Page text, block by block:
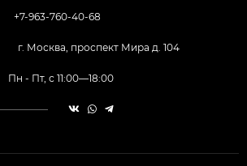
как одноразовые ланцеты
+7-963-760-40-68
г. Москва, проспект Мира д. 104
Пн - Пт, с 11:00—18:00